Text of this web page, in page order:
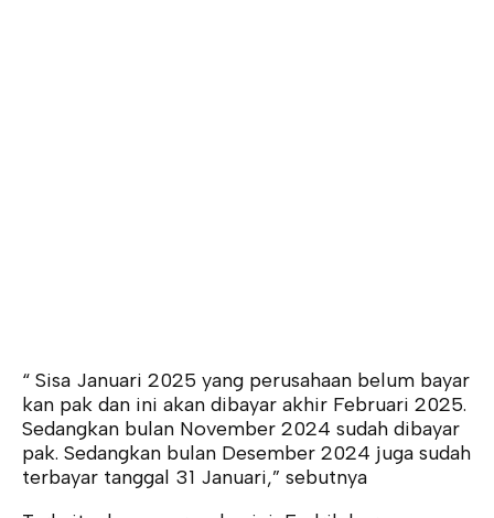
“ Sisa Januari 2025 yang perusahaan belum bayar
kan pak dan ini akan dibayar akhir Februari 2025.
Sedangkan bulan November 2024 sudah dibayar
pak. Sedangkan bulan Desember 2024 juga sudah
terbayar tanggal 31 Januari,” sebutnya